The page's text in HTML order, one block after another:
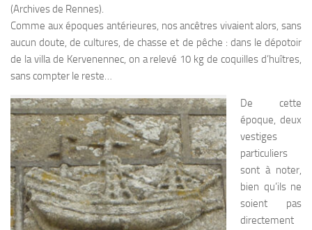
(Archives de Rennes).
Comme aux époques antérieures, nos ancêtres vivaient alors, sans
aucun doute, de cultures, de chasse et de pêche : dans le dépotoir
de la villa de Kervenennec, on a relevé 10 kg de coquilles d’huîtres,
sans compter le reste…
De cette
époque, deux
vestiges
particuliers
sont à noter,
bien qu’ils ne
soient pas
directement